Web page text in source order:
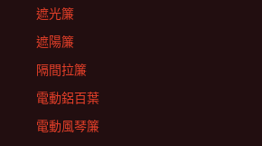
遮光簾
遮陽簾
隔間拉簾
電動鋁百葉
電動風琴簾